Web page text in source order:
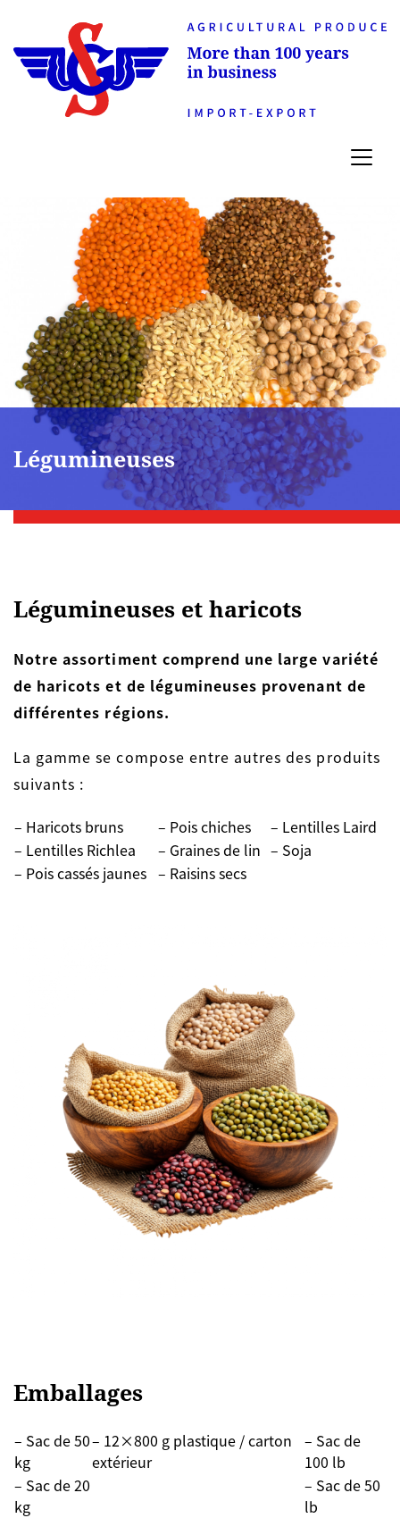
Légumineuses
Légumineuses et haricots
Notre assortiment comprend une large variété
de haricots et de légumineuses provenant de
différentes régions.
La gamme se compose entre autres des produits
suivants :
– Haricots bruns
– Pois chiches
– Lentilles Laird
– Lentilles Richlea
– Graines de lin – Soja
– Pois cassés jaunes – Raisins secs
Emballages
– Sac de 50
kg
– 12×800 g plastique / carton
extérieur
– Sac de
100 lb
– Sac de 20
kg
– Sac de 50
lb